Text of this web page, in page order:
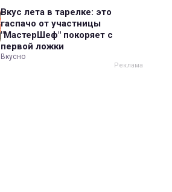
Вкус лета в тарелке: это
гаспачо от участницы
"МастерШеф" покоряет с
первой ложки
Вкусно